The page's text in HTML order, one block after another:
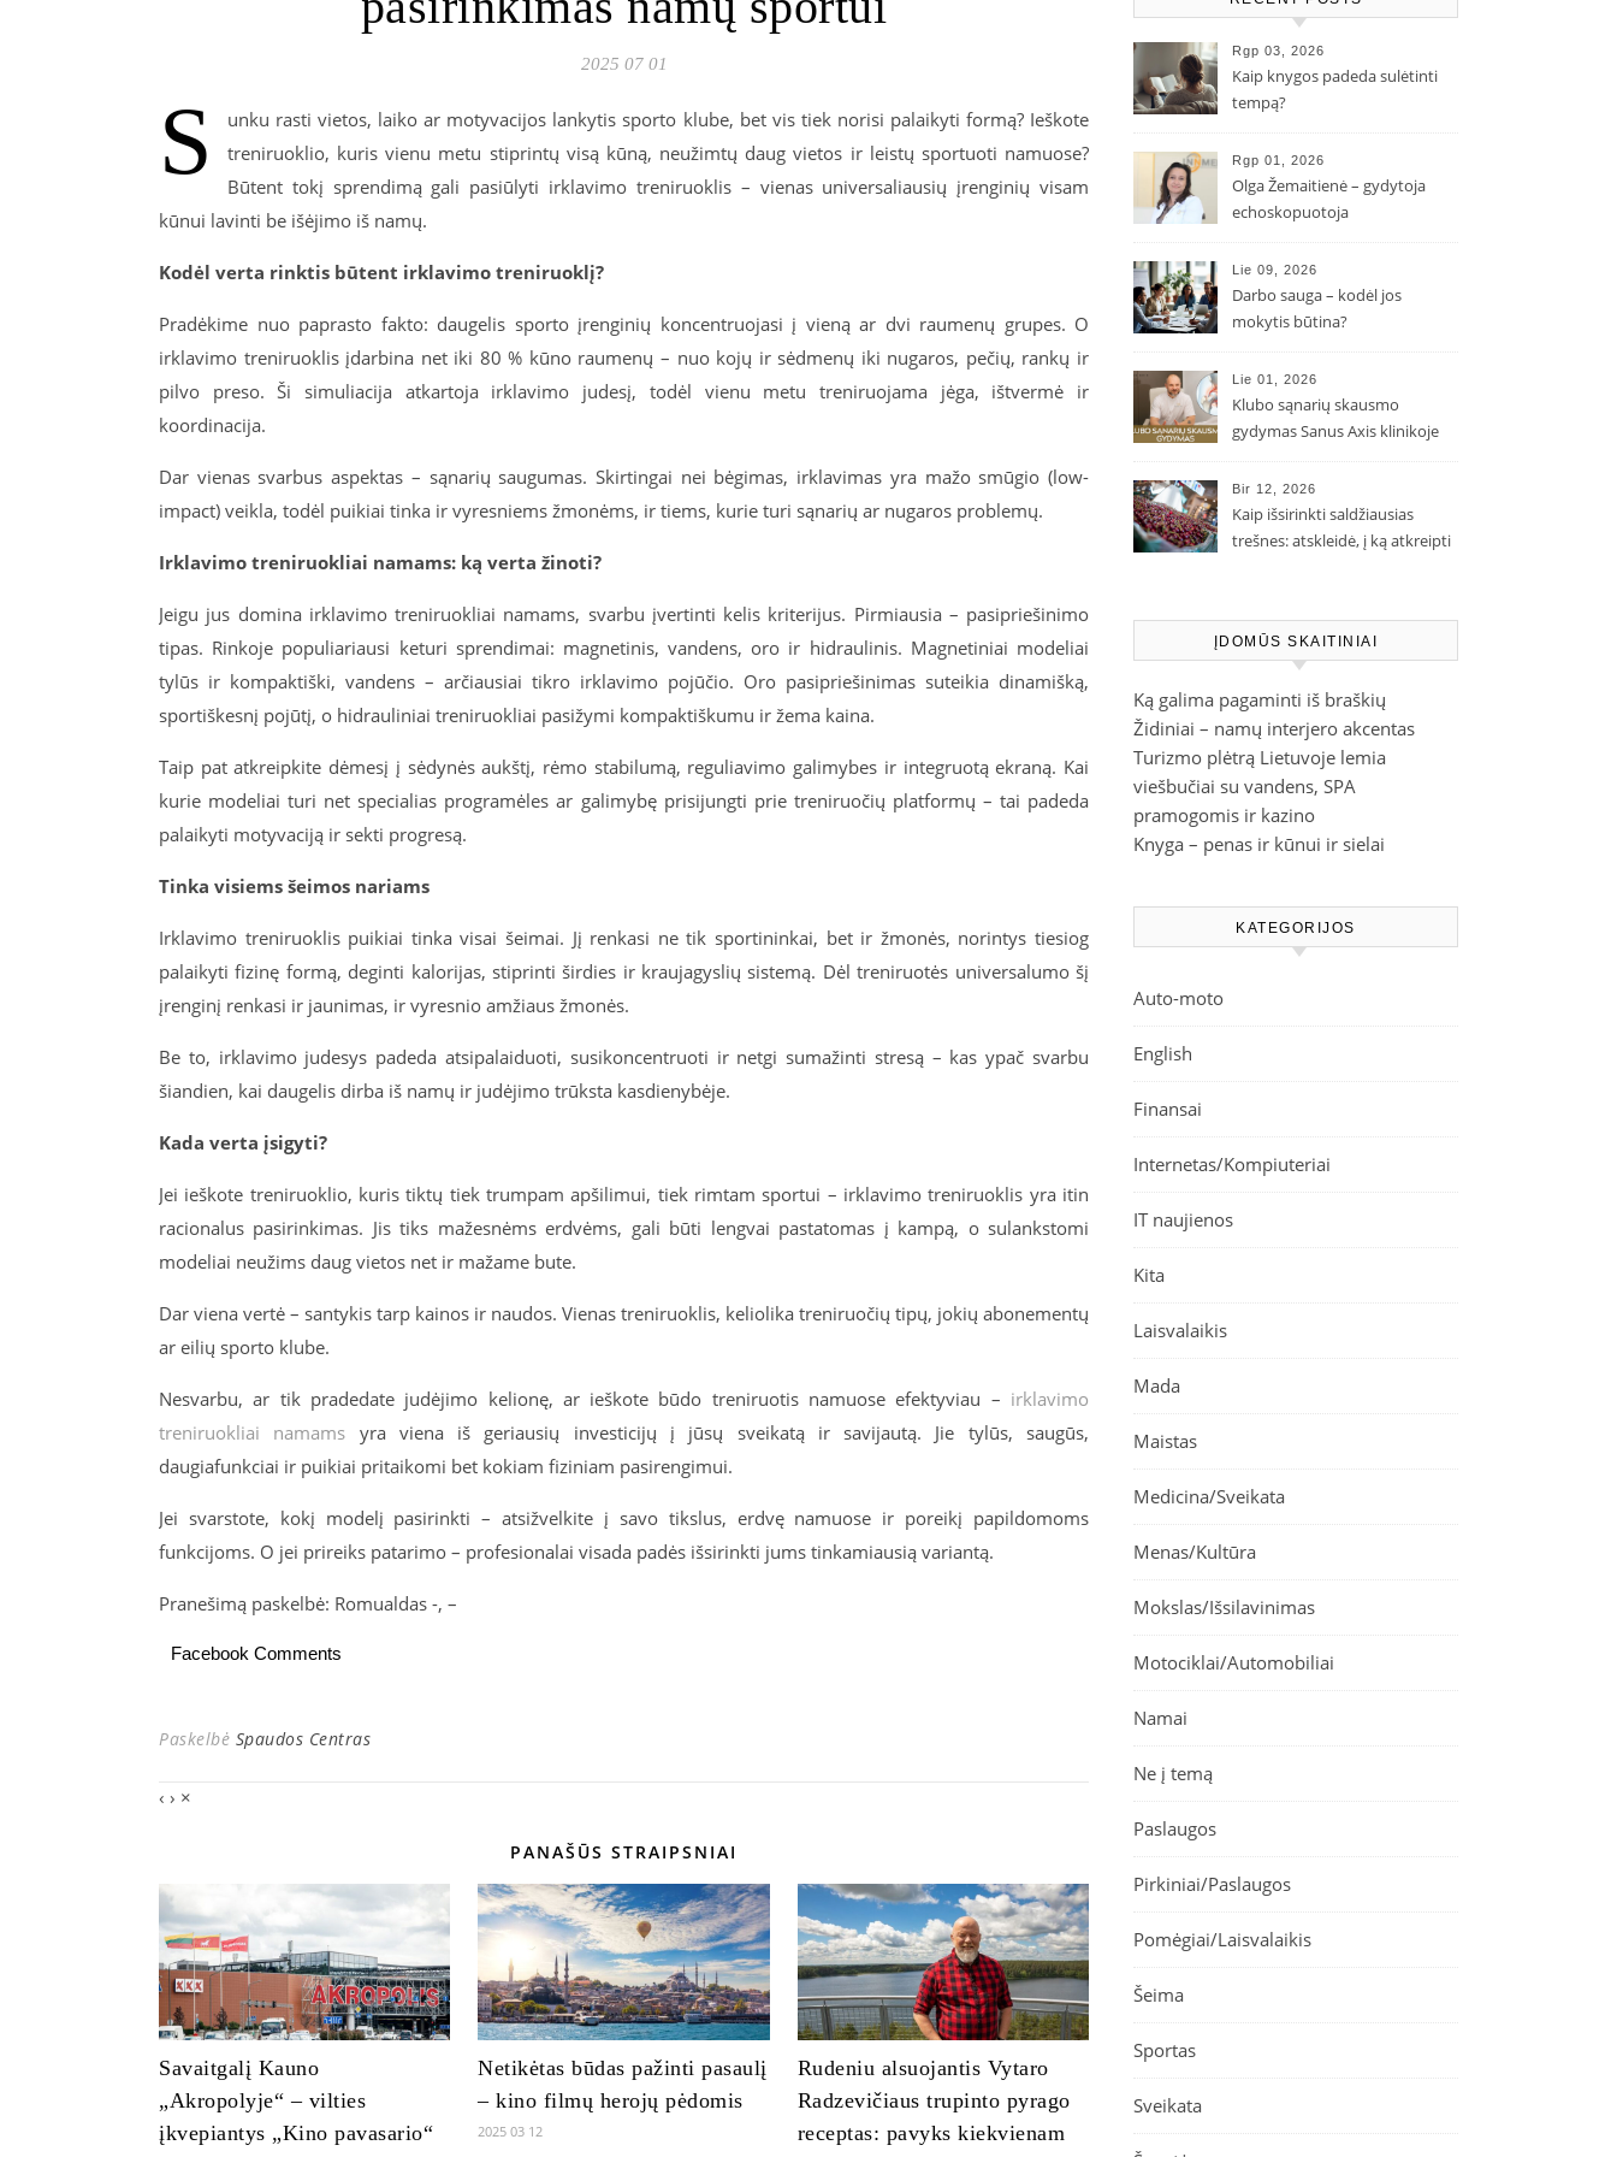
2025 07 01
S
unku rasti vietos, laiko ar motyvacijos lankytis sporto klube, bet vis tiek norisi palaikyti formą? Ieškote
treniruoklio, kuris vienu metu stiprintų visą kūną, neužimtų daug vietos ir leistų sportuoti namuose?
Būtent tokį sprendimą gali pasiūlyti irklavimo treniruoklis – vienas universaliausių įrenginių visam
kūnui lavinti be išėjimo iš namų.
Kodėl verta rinktis būtent irklavimo treniruoklį?
Pradėkime nuo paprasto fakto: daugelis sporto įrenginių koncentruojasi į vieną ar dvi raumenų grupes. O
irklavimo treniruoklis įdarbina net iki 80 % kūno raumenų – nuo kojų ir sėdmenų iki nugaros, pečių, rankų ir
pilvo preso. Ši simuliacija atkartoja irklavimo judesį, todėl vienu metu treniruojama jėga, ištvermė ir
koordinacija.
Dar vienas svarbus aspektas – sąnarių saugumas. Skirtingai nei bėgimas, irklavimas yra mažo smūgio (low-
impact) veikla, todėl puikiai tinka ir vyresniems žmonėms, ir tiems, kurie turi sąnarių ar nugaros problemų.
Irklavimo treniruokliai namams: ką verta žinoti?
Jeigu jus domina irklavimo treniruokliai namams, svarbu įvertinti kelis kriterijus. Pirmiausia – pasipriešinimo
tipas. Rinkoje populiariausi keturi sprendimai: magnetinis, vandens, oro ir hidraulinis. Magnetiniai modeliai
tylūs ir kompaktiški, vandens – arčiausiai tikro irklavimo pojūčio. Oro pasipriešinimas suteikia dinamišką,
sportiškesnį pojūtį, o hidrauliniai treniruokliai pasižymi kompaktiškumu ir žema kaina.
Taip pat atkreipkite dėmesį į sėdynės aukštį, rėmo stabilumą, reguliavimo galimybes ir integruotą ekraną. Kai
kurie modeliai turi net specialias programėles ar galimybę prisijungti prie treniruočių platformų – tai padeda
palaikyti motyvaciją ir sekti progresą.
Tinka visiems šeimos nariams
Irklavimo treniruoklis puikiai tinka visai šeimai. Jį renkasi ne tik sportininkai, bet ir žmonės, norintys tiesiog
palaikyti fizinę formą, deginti kalorijas, stiprinti širdies ir kraujagyslių sistemą. Dėl treniruotės universalumo šį
įrenginį renkasi ir jaunimas, ir vyresnio amžiaus žmonės.
Be to, irklavimo judesys padeda atsipalaiduoti, susikoncentruoti ir netgi sumažinti stresą – kas ypač svarbu
šiandien, kai daugelis dirba iš namų ir judėjimo trūksta kasdienybėje.
Kada verta įsigyti?
Jei ieškote treniruoklio, kuris tiktų tiek trumpam apšilimui, tiek rimtam sportui – irklavimo treniruoklis yra itin
racionalus pasirinkimas. Jis tiks mažesnėms erdvėms, gali būti lengvai pastatomas į kampą, o sulankstomi
modeliai neužims daug vietos net ir mažame bute.
Dar viena vertė – santykis tarp kainos ir naudos. Vienas treniruoklis, keliolika treniruočių tipų, jokių abonementų
ar eilių sporto klube.
Nesvarbu, ar tik pradedate judėjimo kelionę, ar ieškote būdo treniruotis namuose efektyviau – irklavimo
treniruokliai namams yra viena iš geriausių investicijų į jūsų sveikatą ir savijautą. Jie tylūs, saugūs,
daugiafunkciai ir puikiai pritaikomi bet kokiam fiziniam pasirengimui.
Jei svarstote, kokį modelį pasirinkti – atsižvelkite į savo tikslus, erdvę namuose ir poreikį papildomoms
funkcijoms. O jei prireiks patarimo – profesionalai visada padės išsirinkti jums tinkamiausią variantą.
Pranešimą paskelbė: Romualdas -, –
Facebook Comments
Paskelbė Spaudos Centras
‹ › ×
PANAŠŪS STRAIPSNIAI
Savaitgalį Kauno
„Akropolyje“ – vilties
įkvepiantys „Kino pavasario“
Netikėtas būdas pažinti pasaulį
– kino filmų herojų pėdomis
2025 03 12
Rudeniu alsuojantis Vytaro
Radzevičiaus trupinto pyrago
receptas: pavyks kiekvienam
Rgp 03, 2026
Kaip knygos padeda sulėtinti
tempą?
Rgp 01, 2026
Olga Žemaitienė – gydytoja
echoskopuotoja
Lie 09, 2026
Darbo sauga – kodėl jos
mokytis būtina?
Lie 01, 2026
Klubo sąnarių skausmo
gydymas Sanus Axis klinikoje
Bir 12, 2026
Kaip išsirinkti saldžiausias
trešnes: atskleidė, į ką atkreipti
ĮDOMŪS SKAITINIAI
Ką galima pagaminti iš braškių
Židiniai – namų interjero akcentas
Turizmo plėtrą Lietuvoje lemia
viešbučiai su vandens, SPA
pramogomis ir kazino
Knyga – penas ir kūnui ir sielai
KATEGORIJOS
Auto-moto
English
Finansai
Internetas/Kompiuteriai
IT naujienos
Kita
Laisvalaikis
Mada
Maistas
Medicina/Sveikata
Menas/Kultūra
Mokslas/Išsilavinimas
Motociklai/Automobiliai
Namai
Ne į temą
Paslaugos
Pirkiniai/Paslaugos
Pomėgiai/Laisvalaikis
Šeima
Sportas
Sveikata